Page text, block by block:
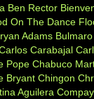
Ben Rector
On The Dance
Adams
Carabajal
Pope Chabuco
Bryant Chingon
Aguilera